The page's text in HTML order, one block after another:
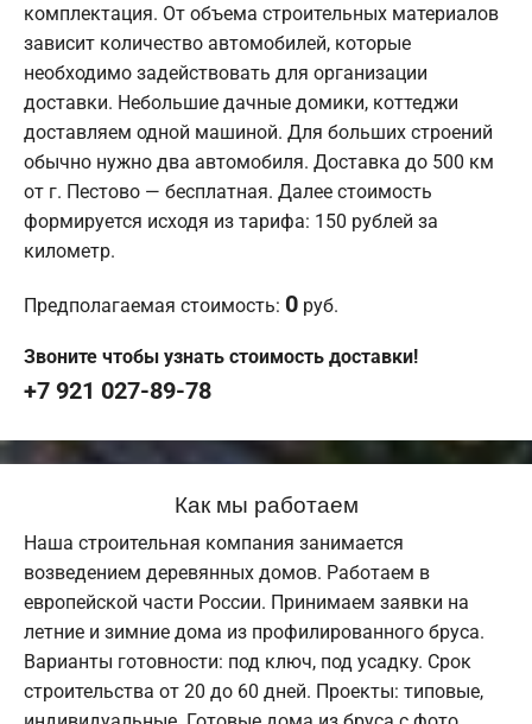
комплектация. От объема строительных материалов
зависит количество автомобилей, которые
необходимо задействовать для организации
доставки. Небольшие дачные домики, коттеджи
доставляем одной машиной. Для больших строений
обычно нужно два автомобиля. Доставка до 500 км
от г. Пестово — бесплатная. Далее стоимость
формируется исходя из тарифа: 150 рублей за
километр.
Предполагаемая стоимость: 0 руб.
Звоните чтобы узнать стоимость доставки!
+7 921 027-89-78
Как мы работаем
Наша строительная компания занимается
возведением деревянных домов. Работаем в
европейской части России. Принимаем заявки на
летние и зимние дома из профилированного бруса.
Варианты готовности: под ключ, под усадку. Срок
строительства от 20 до 60 дней. Проекты: типовые,